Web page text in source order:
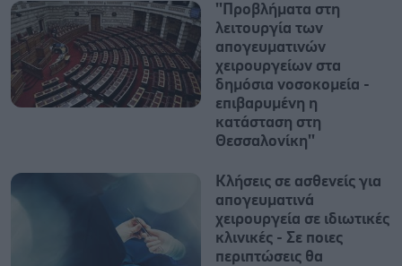
''Προβλήματα στη
λειτουργία των
απογευματινών
χειρουργείων στα
δημόσια νοσοκομεία -
επιβαρυμένη η
κατάσταση στη
Θεσσαλονίκη''
Κλήσεις σε ασθενείς για
απογευματινά
χειρουργεία σε ιδιωτικές
κλινικές - Σε ποιες
περιπτώσεις θα